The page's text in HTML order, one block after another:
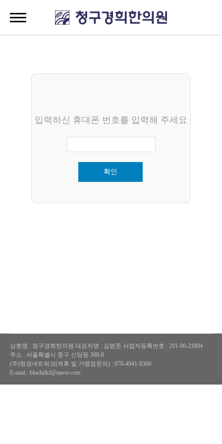
입력하신 휴대폰 번호를 입력해 주세요
확인
상호명 : 청구경희한의원 대표자명 : 김범준 사업자등록번호 : 201-90-21894
주소 : 서울특별시 중구 신당동 309-8
(주)청경네트워크(제휴 및 가맹점문의) : 070-4941-9360
E-mail : bluehillcl@naver.com